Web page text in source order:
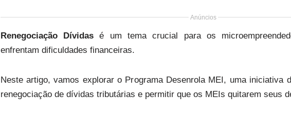
Anúncios
Renegociação Dívidasé um tema crucial para os
enfrentam dificuldades financeiras.
Neste artigo, vamos explorar o Programa Desenrola MEI, uma iniciativa
renegociação de dívidas tributárias e permitir que os MEIs quitarem seus